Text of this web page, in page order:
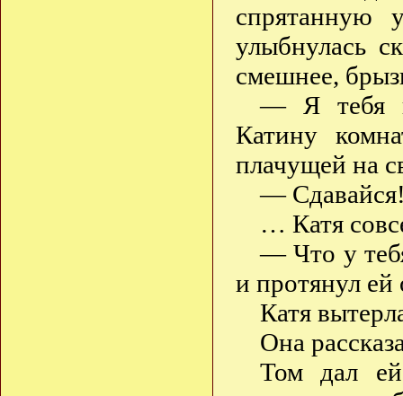
улыбнулась
смешнее,
— Я тебя
Катину
плачущей на
—
… Катя
— Что у
и протянул ей
Катя
Она
Том дал